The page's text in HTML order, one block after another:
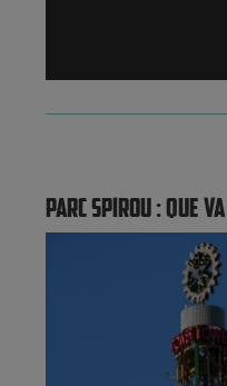
PARC SPIROU : QUE